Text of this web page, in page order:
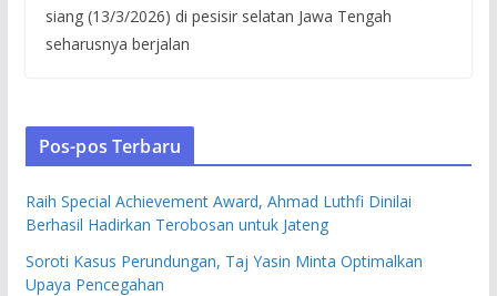
siang (13/3/2026) di pesisir selatan Jawa Tengah
seharusnya berjalan
Pos-pos Terbaru
Raih Special Achievement Award, Ahmad Luthfi Dinilai
Berhasil Hadirkan Terobosan untuk Jateng
Soroti Kasus Perundungan, Taj Yasin Minta Optimalkan
Upaya Pencegahan